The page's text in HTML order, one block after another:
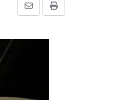
Print
Share
Email